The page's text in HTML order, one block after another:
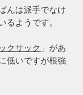
んは派手でなけ
るようです。
クサック 」があ
低いですが根強